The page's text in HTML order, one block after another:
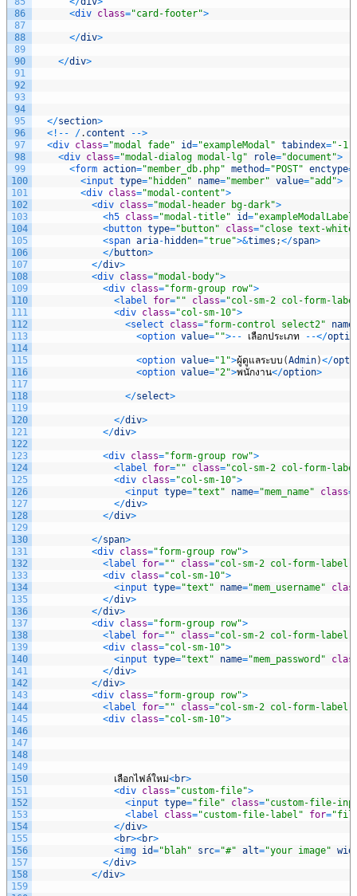
86
87
88
89
90
91
92
93
94
95
96
97
98
99
100
101
102
103
104
105
106
107
108
109
110
111
112
113
114
115
116
117
118
119
120
121
122
123
124
125
126
127
128
129
130
131
132
133
134
135
136
137
138
139
140
141
142
143
144
145
146
147
148
149
150
151
152
153
154
155
156
157
158
159
<div class="card-footer">
</div>
</div>
</section>
< ! -- /. content -->
<div class="modal fade" id="exampleModal" tabindex="-1"
<div class="modal-dialog modal-lg" role="document">
<form action="member_db.php" method="POST" enctype=
<input type="hidden" name="member" value="add">
<div class="modal-content">
<div class="modal-header bg-dark">
<h5 class="modal-title" id=
<button type="button" class="close text-
<span aria- hidden="true">&times ;</span>
</button>
</div>
<div class="modal-body">
<div class="form-group row">
<label for="" class="col-sm-2 col-form-
<div class="col-sm-10">
<select class="form-control select2" name
<option value="">-- เลือกประเภท --</
<option value="1">ผู้ดูแลระบบ (Admin)</
<option value="2">พนักงาน</option>
</select>
</div>
</div>
<div class="form-group row">
<label for="" class="col-sm-2 col-form-
<div class="col-sm-10">
<input type="text" name="mem_name" class=
</div>
</div>
</span>
<div class="form-group row">
<label for="" class="col-sm-2 col-form-label"
<div class="col-sm-10">
<input type="text" name="mem_username"
</div>
</div>
<div class="form-group row">
<label for="" class="col-sm-2 col-form-label"
<div class="col-sm-10">
<input type="text" name="mem_password"
</div>
</div>
<div class="form-group row">
<label for="" class="col-sm-2 col-form-label"
<div class="col-sm-10">
เลือกไฟล์ใหม่<br>
<div class="custom-file">
<input type="file" class="custom-file-
<label class="custom-file-label" for=
</div>
<br><br>
<img id="blah" src="#" alt="your image"
</div>
</div>